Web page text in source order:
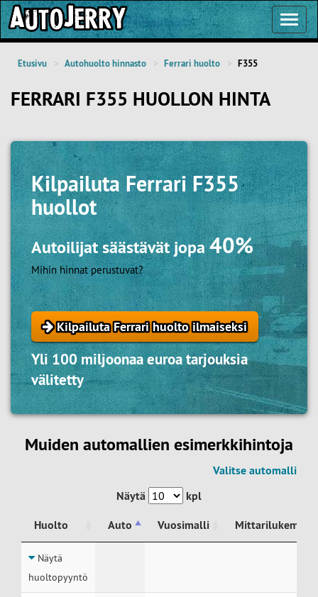
Etusivu Autohuolto hinnasto Ferrari huolto F355
FERRARI F355 HUOLLON HINTA
KilpailutaFerrari F355
huollot
Autoilijat säästävät jopa40%
Mihin hinnat perustuvat?
Kilpailuta Ferrari huolto ilmaiseksi
Yli 100 miljoonaa euroa tarjouksia
välitetty
Muiden automallien esimerkkihintoja
Valitse automalli
Näytä
kpl
Huolto
Auto Vuosimalli
Mittarilukema
Huolto
Näytä
huoltopyyntö